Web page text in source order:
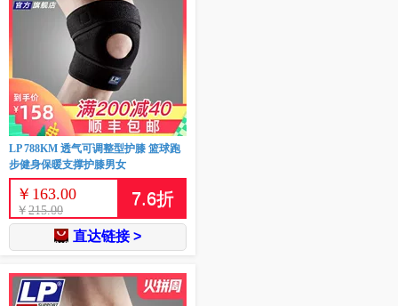
LP 788KM 透气可调整型护膝 篮球跑
步健身保暖支撑护膝男女
￥ 163.00
￥ 215.00
7.6折
直达链接 >